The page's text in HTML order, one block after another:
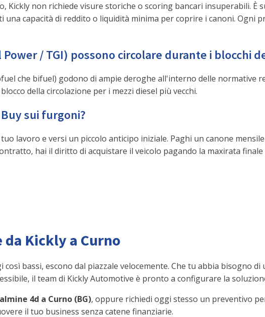
Kickly non richiede visure storiche o scoring bancari insuperabili. È
una capacità di reddito o liquidità minima per coprire i canoni. Ogni
/ TGI) possono circolare durante i blocchi
che bifuel) godono di ampie deroghe all'interno delle normative
della circolazione per i mezzi diesel più vecchi.
sui furgoni?
lavoro e versi un piccolo anticipo iniziale. Paghi un canone
hai il diritto di acquistare il veicolo pagando la maxirata
Kickly a Curno
bassi, escono dal piazzale velocemente. Che tu abbia bisogno
il team di Kickly Automotive è pronto a configurare la
4d a Curno (BG), oppure richiedi oggi stesso un preventivo
il tuo business senza catene finanziarie.